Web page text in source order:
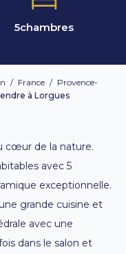
5chambres
/ France / Provence-
à Lorgues
cœur de la nature.
avec 5
exceptionnelle.
grande cuisine et
avec une
dans le salon et